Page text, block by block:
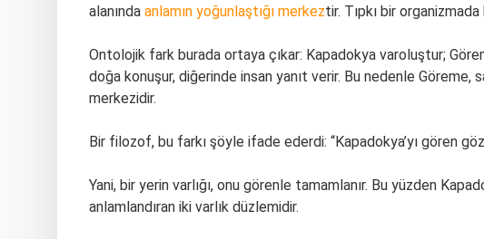
alanında anlamın yoğunlaştığı merkeztir. Tıpkı bir
Ontolojik fark burada ortaya çıkar: Kapadokya varoluştur;
doğa konuşur, diğerinde insan yanıt verir. Bu nedenle Göreme,
merkezidir.
Bir filozof, bu farkı şöyle ifade ederdi: “Kapadokya’yı gören
Yani, bir yerin varlığı, onu görenle tamamlanır. Bu yüzden
anlamlandıran iki varlık düzlemidir.